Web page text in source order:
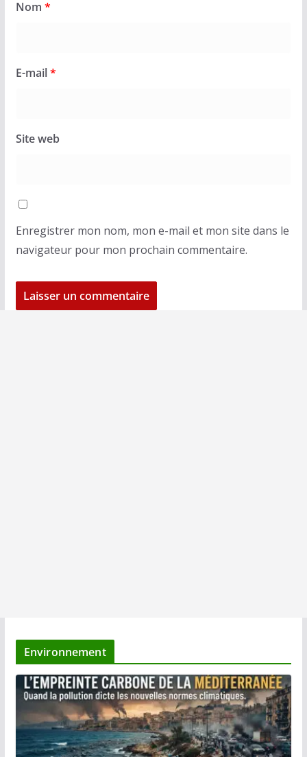
Nom *
E-mail*
Site web
Enregistrer mon nom, mon e-mail et mon site dans le
navigateur pour mon prochain commentaire.
Environnement